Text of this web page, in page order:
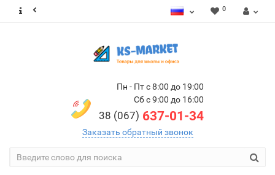
0
Пн - Пт с 8:00 до 19:00
Сб с 9:00 до 16:00
38 (067) 637-01-34
Заказать обратный звонок